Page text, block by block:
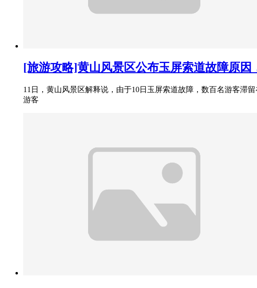
[旅游攻略]黄山风景区公布玉屏索道故障原因
11日，黄山风景区解释说，由于10日玉屏索道故障，数百名游客滞
游客